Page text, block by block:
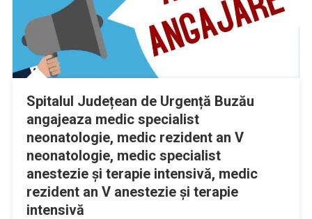
Spitalul Județean de Urgență Buzău
angajeaza medic specialist
neonatologie, medic rezident an V
neonatologie, medic specialist
anestezie și terapie intensivă, medic
rezident an V anestezie și terapie
intensivă